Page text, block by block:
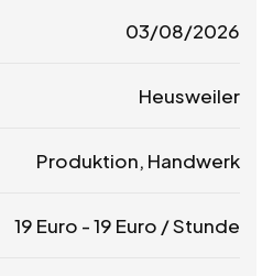
03/08/2026
Heusweiler
Produktion, Handwerk
19 Euro -19 Euro / Stunde